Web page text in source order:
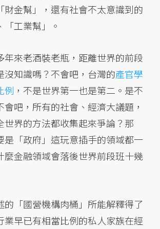
財金幫」，還有社會不太意識到的
工業幫」。
年來老酒裝老瓶，距離世界的前段
沒知識嗎？不會吧，台灣的產官學
例 ，不是世界第一也是第二。是不
吧，所有的社會、經濟大議題，
世界的方法都收集起來爭論？那
是「政府」這玩意插手的領域都一
麼金融領域會落後世界前段班十幾
的「國營機構肉桶」所能解釋得了
業早已有相當比例的私人家族在經